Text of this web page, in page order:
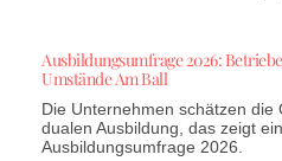
Ausbildungsumfrage 2026:
Umstände Am Ball
Die Unternehmen schätzen die
dualen Ausbildung, das zeigt
Ausbildungsumfrage 2026.